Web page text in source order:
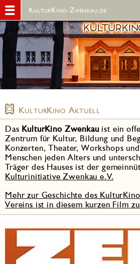
KulturKino-Zwenkau.de
KulturKino Aktuell
Das KulturKino Zwenkauist ein
Zentrum für Kultur, Bildung und
Konzerten, Theater, Workshops
Menschen jeden Alters und
Träger des Hauses ist der
Kulturinitiative Zwenkau e.V.
Mehr zur Geschichte des
Vereins ist in diesem kurzen Film zu